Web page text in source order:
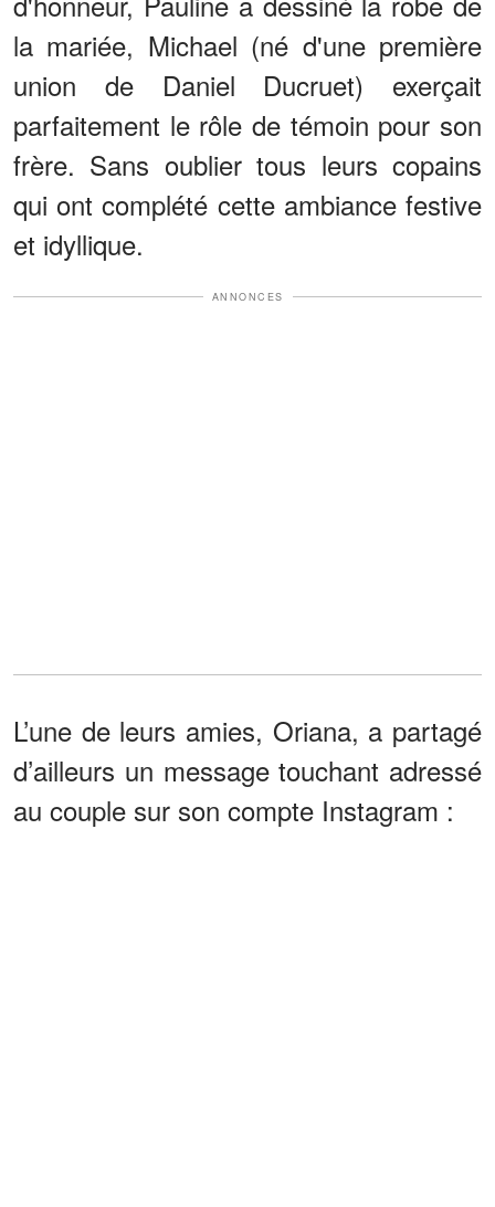
la mariée, Michael (né d'une première
union de Daniel Ducruet) exerçait
parfaitement le rôle de témoin pour son
frère. Sans oublier tous leurs copains
qui ont complété cette ambiance festive
et idyllique.
ANNONCES
L’une de leurs amies, Oriana, a partagé
d’ailleurs un message touchant adressé
au couple sur son compte Instagram :